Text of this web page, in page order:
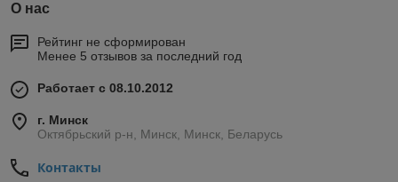
О нас
Рейтинг не сформирован
Менее 5 отзывов за последний год
Работает с 08.10.2012
г. Минск
Октябрьский р-н, Минск, Минск, Беларусь
Контакты